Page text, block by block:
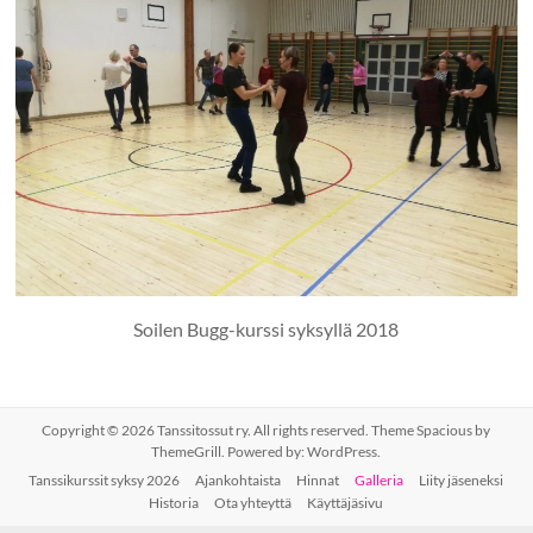
Soilen Bugg-kurssi syksyllä 2018
Copyright © 2026Tanssitossut ry. All rights reserved. ThemeSpacious by
ThemeGrill. Powered by:WordPress.
Tanssikurssit syksy 2026
Ajankohtaista Hinnat Galleria
Liity jäseneksi
Historia
Ota yhteyttä Käyttäjäsivu